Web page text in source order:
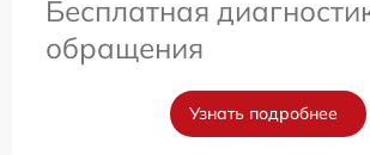
Бесплатная
обращения
Узнать подробнее